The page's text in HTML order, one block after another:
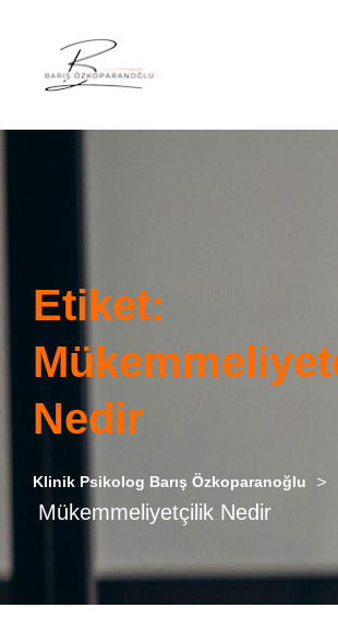
Etiket:
Nedir
Klinik Psikolog Barış Özkoparanoğlu >
Mükemmeliyetçilik Nedir